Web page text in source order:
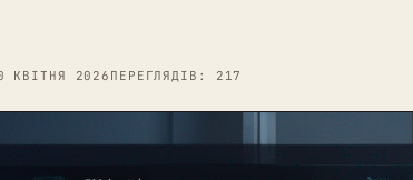
КВІТНЯ 2026 ПЕРЕГЛЯДІВ: 217